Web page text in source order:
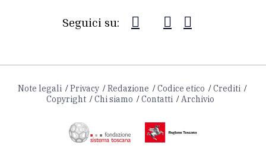
Seguici su:
Note legali Privacy Redazione Codice etico
Crediti
Copyright
Chi siamo Contatti Archivio